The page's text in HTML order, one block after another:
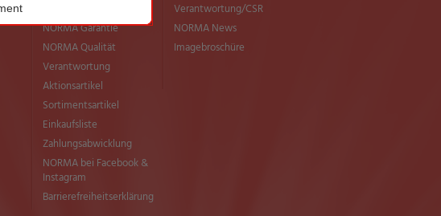
NORMA Garantie
NORMA Qualität
Verantwortung
Aktionsartikel
Sortimentsartikel
Einkaufsliste
Zahlungsabwicklung
NORMA bei Facebook &
Instagram
Barrierefreiheitserklärung
Verantwortung/CSR
NORMA News
Imagebroschüre